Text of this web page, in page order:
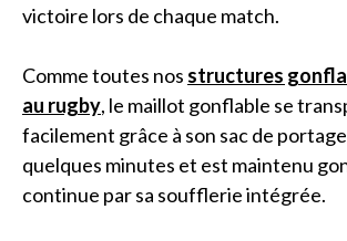
victoire lors de chaque match.
Comme toutes nos structures
au rugby, le maillot gonflable se
facilement grâce à son sac de
quelques minutes et est maintenu
continue par sa soufflerie intégrée.